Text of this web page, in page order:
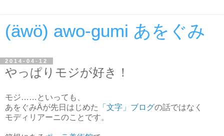
(äwö) awo-gumi あをぐみ
2014-04-12
やっぱりモジが好き！
モジ……といっても、
あをぐみÄが先日はじめた
「文字」ブログの話ではなく
モディリアーニのことです。